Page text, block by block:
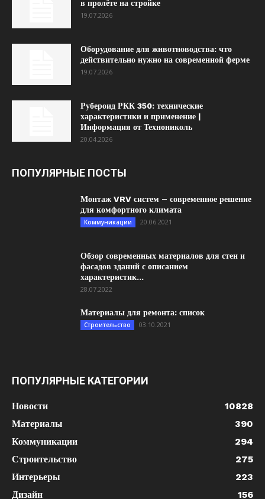
в пролёте на стройке
19.07.2026
Оборудование для животноводства: что
действительно нужно на современной ферме
19.07.2026
Рубероид РКК 350: технические
характеристики и применение |
Информация от Технониколь
20.04.2026
ПОПУЛЯРНЫЕ ПОСТЫ
Монтаж VRV систем – современное решение
для комфортного климата
Коммуникации 20.06.2021
Обзор современных материалов для стен и
фасадов зданий с описанием
характеристик...
28.07.2022
Материалы для ремонта: список
Строительство 03.10.2021
ПОПУЛЯРНЫЕ КАТЕГОРИИ
Новости
10828
Материалы
390
Коммуникации
294
Строительство
275
Интерьеры
223
Дизайн
156